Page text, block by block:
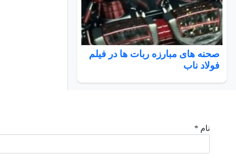
صحنه های مبارزه ربات ها در فیلم
فولاد ناب
نام *